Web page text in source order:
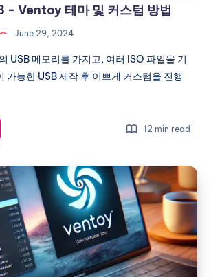
- Ventoy 테마 및 커스텀 방법
June 29, 2024
USB 메모리를 가지고, 여러 ISO 파일을 기
가능한 USB 제작 후 이쁘게 커스텀을 진행
12 min read